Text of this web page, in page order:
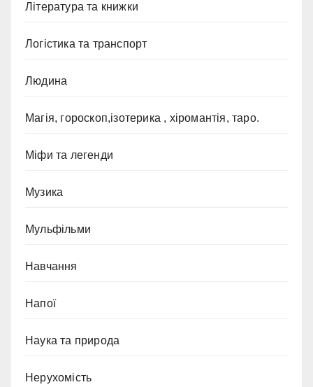
Література та книжки
Логістика та транспорт
Людина
Магія, гороскоп,ізотерика , хіромантія, таро.
Міфи та легенди
Музика
Мульфільми
Навчання
Напої
Наука та природа
Нерухомість